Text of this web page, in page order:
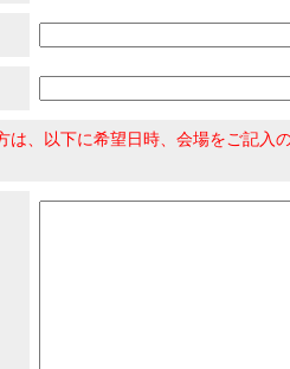
は、以下に希望日時、会場をご記入